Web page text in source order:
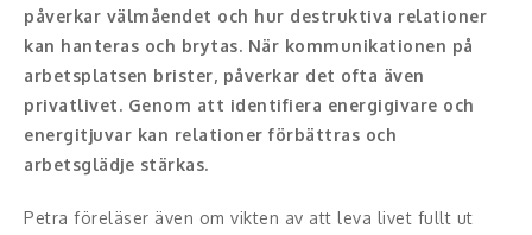
Konst
Middagsunderhållning
Musiker
påverkar välmåendet och hur destruktiva relationer
kan hanteras och brytas. När kommunikationen på
arbetsplatsen brister, påverkar det ofta även
privatlivet. Genom att identifiera energigivare och
energitjuvar kan relationer förbättras och
arbetsglädje stärkas.
Petra föreläser även om vikten av att leva livet fullt ut